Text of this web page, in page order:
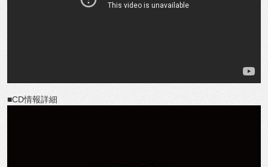
■CD情報詳細